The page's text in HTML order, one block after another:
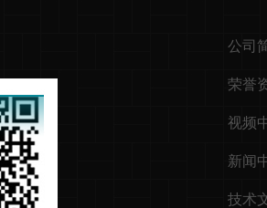
公司
荣誉
视频
新闻
技术